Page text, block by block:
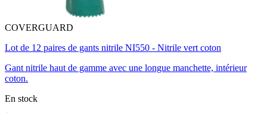
COVERGUARD
Lot de 12 paires de gants nitrile NI550 - Nitrile vert coton
Gant nitrile haut de gamme avec une longue manchette, intérieur
coton.
En stock